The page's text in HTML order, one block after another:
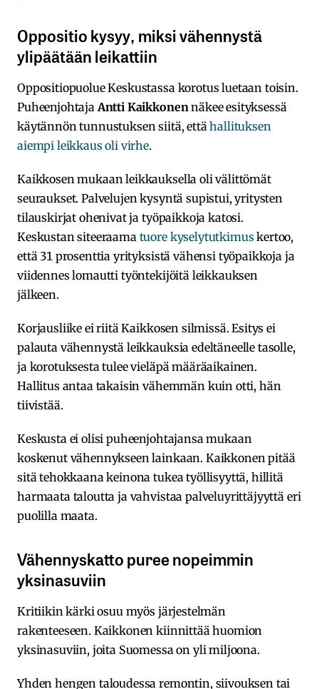
Oppositio kysyy, miksi vähennystä
ylipäätään leikattiin
Oppositiopuolue Keskustassa korotus luetaan toisin.
Puheenjohtaja Antti Kaikkonen näkee esityksessä
käytännön tunnustuksen siitä, ettähallituksen
aiempi leikkaus oli virhe.
Kaikkosen mukaan leikkauksella oli välittömät
seuraukset. Palvelujen kysyntä supistui, yritysten
tilauskirjat ohenivat ja työpaikkoja katosi.
Keskustan siteeraama tuore kyselytutkimuskertoo,
että 31 prosenttia yrityksistä vähensi työpaikkoja ja
viidennes lomautti työntekijöitä leikkauksen
jälkeen.
Korjausliike ei riitä Kaikkosen silmissä. Esitys ei
palauta vähennystä leikkauksia edeltäneelle tasolle,
ja korotuksesta tulee vieläpä määräaikainen.
Hallitus antaa takaisin vähemmän kuin otti, hän
tiivistää.
Keskusta ei olisi puheenjohtajansa mukaan
koskenut vähennykseen lainkaan. Kaikkonen pitää
sitä tehokkaana keinona tukea työllisyyttä, hillitä
harmaata taloutta ja vahvistaa palveluyrittäjyyttä eri
puolilla maata.
Vähennyskatto puree nopeimmin
yksinasuviin
Kritiikin kärki osuu myös järjestelmän
rakenteeseen. Kaikkonen kiinnittää huomion
yksinasuviin, joita Suomessa on yli miljoona.
Yhden hengen taloudessa remontin, siivouksen tai